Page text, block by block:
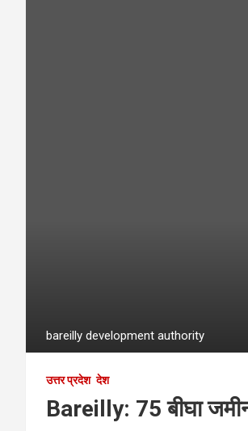
bareilly development authority
उत्तर प्रदेश देश
Bareilly: 75 बीघा